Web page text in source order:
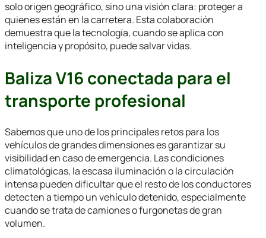
solo origen geográfico, sino una visión clara: proteger a
quienes están en la carretera. Esta colaboración
demuestra que la tecnología, cuando se aplica con
inteligencia y propósito, puede salvar vidas.
Baliza V16 conectada para el
transporte profesional
Sabemos que uno de los principales retos para los
vehículos de grandes dimensiones es garantizar su
visibilidad en caso de emergencia. Las condiciones
climatológicas, la escasa iluminación o la circulación
intensa pueden dificultar que el resto de los conductores
detecten a tiempo un vehículo detenido, especialmente
cuando se trata de camiones o furgonetas de gran
volumen.